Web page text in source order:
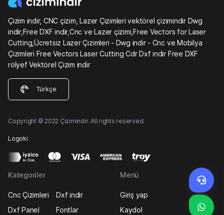
Çizim indir, CNC çizim, Lazer Çizimleri vektörel çizimindir Dwg
indir,Free DXF indir,Cnc ve Lazer çizimi,Free Vectors for Laser
Cutting,Ücretsiz Lazer Çizimleri - Dwg indir - Cnc ve Mobilya
Çizimleri Free Vectors Laser Cutting Cdr Dxf indir Free DXF
rölyef Vektörel Çizim indir
Türkçe
Copyright © 2022 Çizimindir. All rights reserved.
Logoki
Kategoriler
Cnc Çizimleri
Dxf indir
Dxf Panel
Fontlar
Menü
Giriş yap
Kaydol